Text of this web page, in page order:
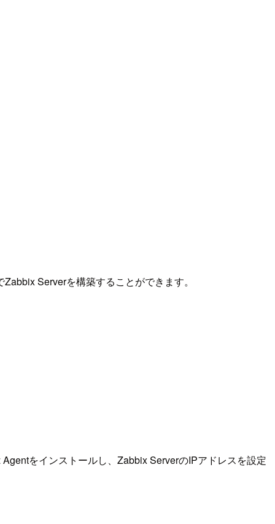
Serverを構築することができます。
をインストールし、Zabbix ServerのIPアドレスを設定